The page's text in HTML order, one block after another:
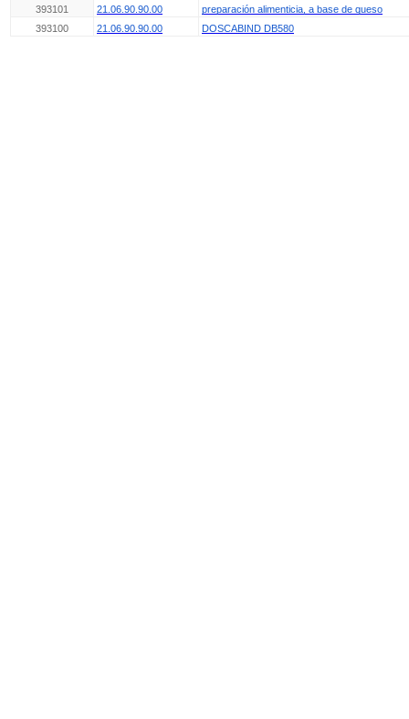
393101
21.06.90.90.00
preparación alimenticia, a base de queso
393100
21.06.90.90.00 DOSCABIND DB580